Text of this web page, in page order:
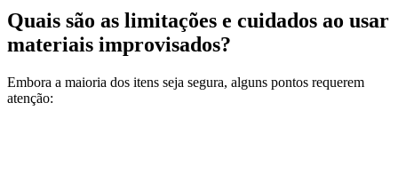
Quais são as limitações e cuidados ao usar
materiais improvisados?
Embora a maioria dos itens seja segura, alguns pontos requerem
atenção: